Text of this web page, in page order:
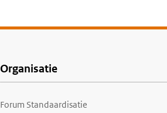
Organisatie
Forum Standaardisatie